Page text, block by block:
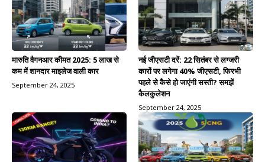
मारुति वैगनआर कीमत 2025: 5 लाख से
कम में शानदार माइलेज वाली कार
September 24, 2025
नई जीएसटी दरें: 22 सितंबर से लग्जरी
कारों पर लगेगा 40% जीएसटी, फिरभी
पहले से कैसे हो जाएंगी सस्ती? समझें
कैलकुलेशन
September 24, 2025